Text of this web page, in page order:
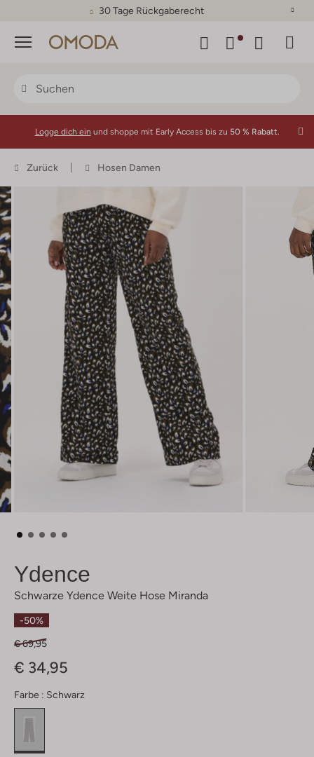
30 Tage Rückgaberecht
Menü
Logge dich ein und shoppe mit Early Access bis zu 50 % Rabatt.
Zurück Hosen Damen
Ydence
Schwarze Ydence Weite Hose Miranda
-50%
€ 69,95
€ 34,95
Farbe : Schwarz